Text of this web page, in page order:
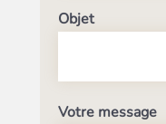
Objet
Votre message